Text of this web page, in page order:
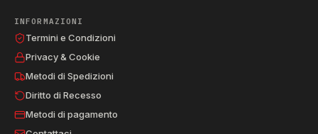
INFORMAZIONI
Termini e Condizioni
Privacy & Cookie
Metodi di Spedizioni
Diritto di Recesso
Metodi di pagamento